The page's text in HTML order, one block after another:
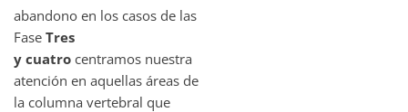
abandono en los casos de las
Fase Tres
y cuatro centramos nuestra
atención en aquellas áreas de
la columna vertebral que